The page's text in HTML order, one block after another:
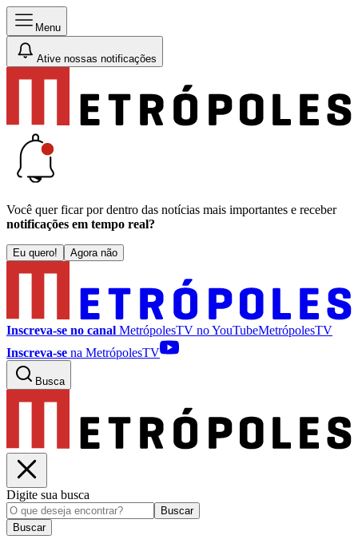
Menu
Ative nossas notificações
Você quer ficar por dentro das notícias mais importantes e receber
notificações em tempo real?
Eu quero! Agora não
Inscreva-se no canal MetrópolesTV noYouTubeMetrópolesTV
Inscreva-se na MetrópolesTV
Busca
Digite sua busca
Buscar
Buscar